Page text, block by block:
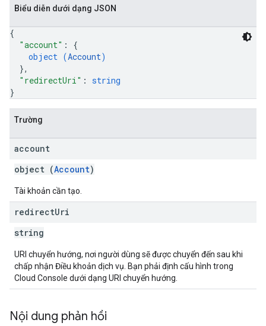
Biểu diễn dưới dạng JSON
{
"account" : {
object (Account)
},
"redirectUri" : string
}
Trường
account
object (Account)
Tài khoản cần tạo.
redirectUri
string
URI chuyển hướng, nơi người dùng sẽ được chuyển đến sau khi
chấp nhận Điều khoản dịch vụ. Bạn phải định cấu hình trong
Cloud Console dưới dạng URI chuyển hướng.
Nội dung phản hồi